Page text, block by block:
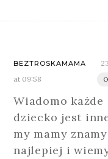
BEZTROSKAMAMA
at 09:58
Wiadomo każde
dziecko jest
my mamy
najlepiej i